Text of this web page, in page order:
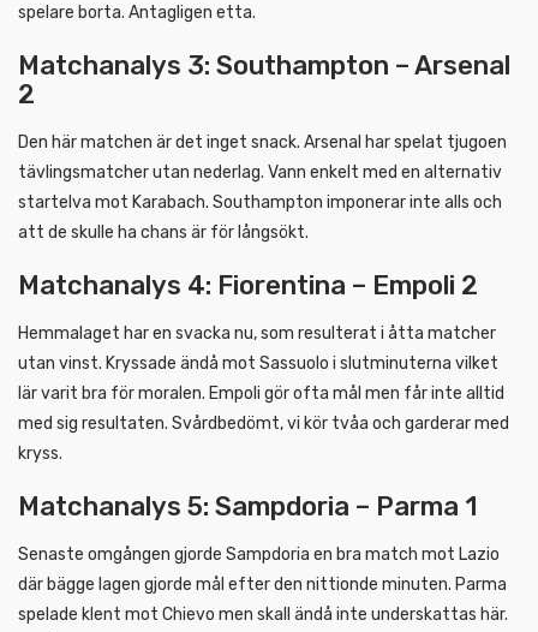
spelare borta. Antagligen etta.
Matchanalys 3: Southampton – Arsenal
2
Den här matchen är det inget snack. Arsenal har spelat tjugoen
tävlingsmatcher utan nederlag. Vann enkelt med en alternativ
startelva mot Karabach. Southampton imponerar inte alls och
att de skulle ha chans är för långsökt.
Matchanalys 4: Fiorentina – Empoli 2
Hemmalaget har en svacka nu, som resulterat i åtta matcher
utan vinst. Kryssade ändå mot Sassuolo i slutminuterna vilket
lär varit bra för moralen. Empoli gör ofta mål men får inte alltid
med sig resultaten. Svårdbedömt, vi kör tvåa och garderar med
kryss.
Matchanalys 5: Sampdoria – Parma 1
Senaste omgången gjorde Sampdoria en bra match mot Lazio
där bägge lagen gjorde mål efter den nittionde minuten. Parma
spelade klent mot Chievo men skall ändå inte underskattas här.